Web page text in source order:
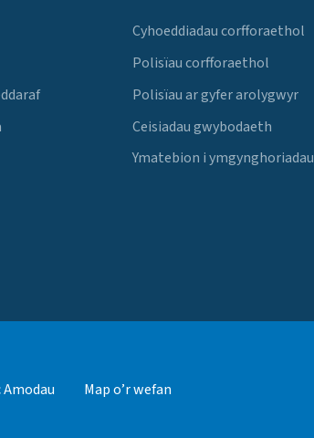
Cyhoeddiadau corfforaethol
Polisïau corfforaethol
Polisïau ar gyfer arolygwyr
Ceisiadau gwybodaeth
Ymatebion i ymgynghoriadau
Amodau Map o’r wefan